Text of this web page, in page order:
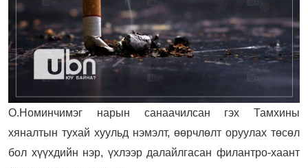
О.Номинчимэг нарын санаачилсан гэх Тамхины
хяналтын тухай хуульд нэмэлт, өөрчлөлт оруулах төсөл
бол хүүхдийн нэр, үхлээр далайлгасан филантро-хаант